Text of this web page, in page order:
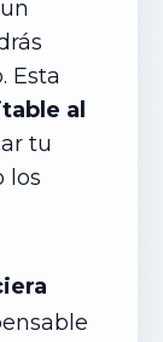
Esta
al
tu
los